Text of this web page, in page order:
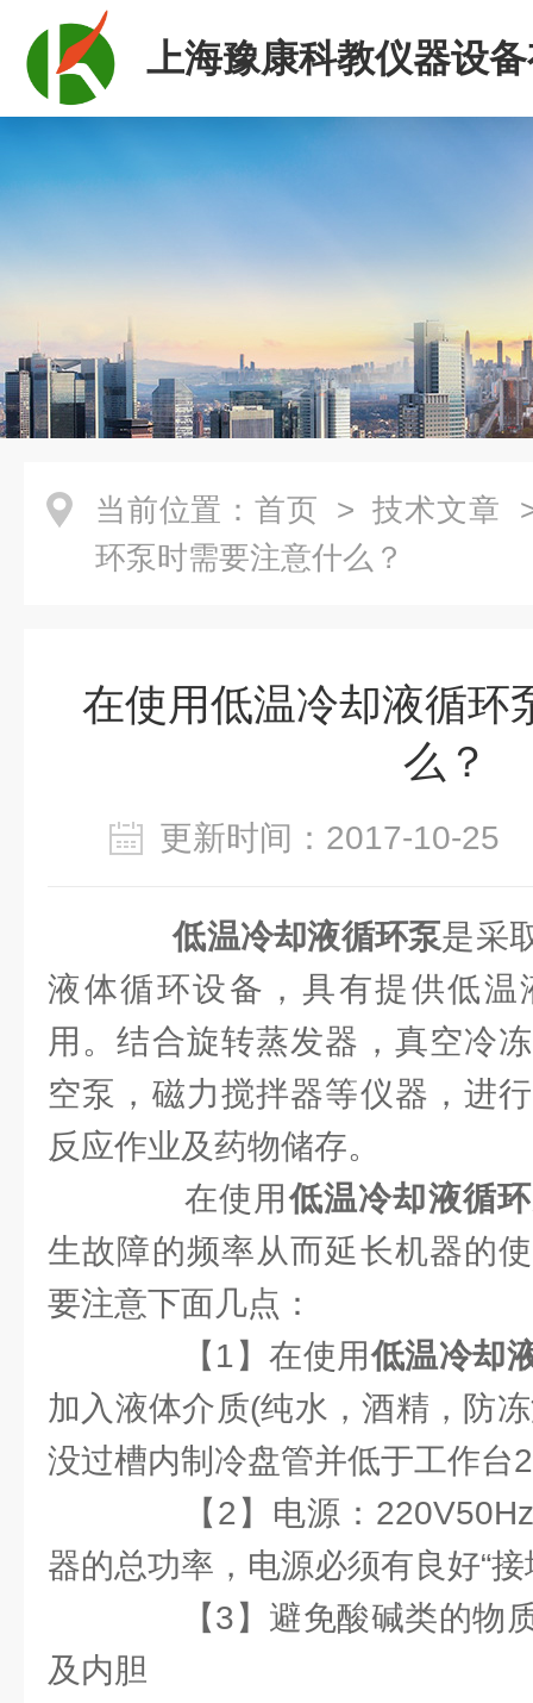
上海豫康科教仪器设
司
当前位置： 首页 > 技术文章
环泵时需要注意什么？
在使用低温冷却液循环
么？
更新时间：2017-10-
低温冷却液循环泵是采
液体循环设备，具有提供低温
用。结合旋转蒸发器，真空冷
空泵，磁力搅拌器等仪器，进
反应作业及药物储存。
在使用低温冷却液循
生故障的频率从而延长机器的
要注意下面几点：
【1】在使用低温冷却
加入液体介质(纯水，酒精，防
没过槽内制冷盘管并低于工作台
【2】电源：220V50Hz
器的总功率，电源必须有良好“接
【3】避免酸碱类的物质
及内胆